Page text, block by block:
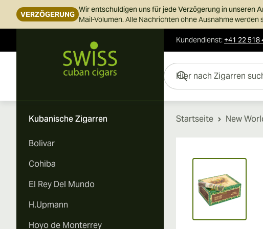
VERZÖGERUNG
Wir entschuldigen uns für jede Verzögerung in unseren
Mail-Volumen. Alle Nachrichten ohne Ausnahme
Kundendienst:+41 22 518
Hier nach Zigarren suchen...
Kubanische Zigarren
Bolivar
Cohiba
El Rey Del Mundo
H.Upmann
Hoyo de Monterrey
Startseite New
View larger